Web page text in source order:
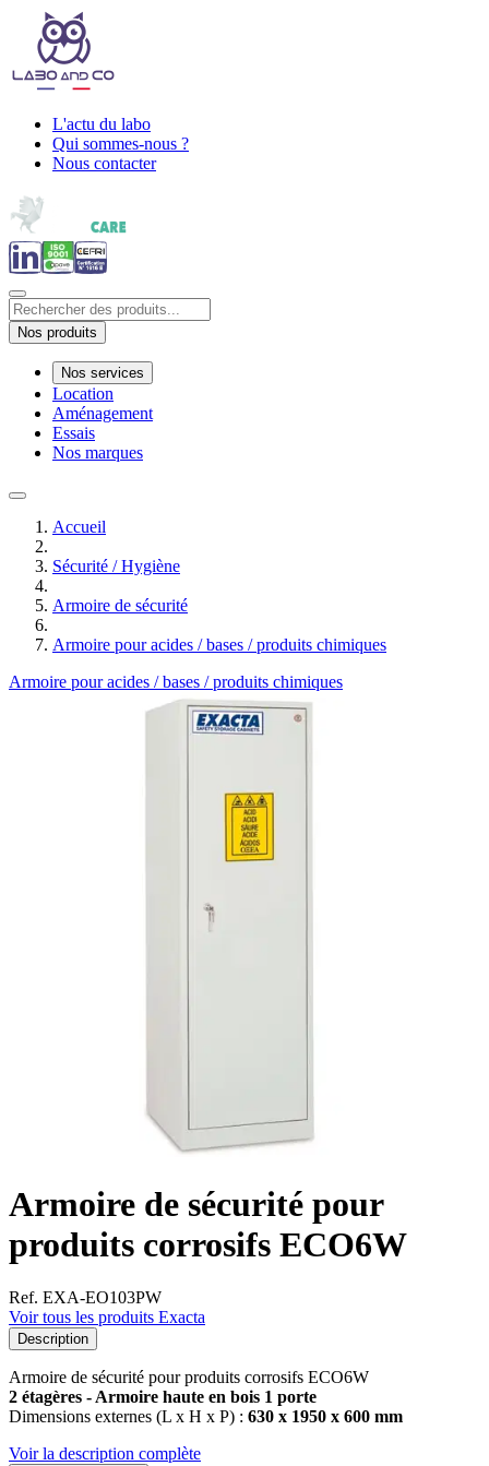
L'actu du labo
Qui sommes-nous ?
Nous contacter
Nos produits
Nos services
Location
Aménagement
Essais
Nos marques
Accueil
Sécurité / Hygiène
Armoire de sécurité
Armoire pour acides / bases / produits chimiques
Armoire pour acides / bases / produits chimiques
Armoire de sécurité pour
produits corrosifs ECO6W
Ref. EXA-EO103PW
Voir tous les produits Exacta
Description
Armoire de sécurité pour produits corrosifs ECO6W
2 étagères - Armoire haute en bois 1 porte
Dimensions externes (L x H x P) : 630 x 1950 x 600 mm
Voir la description complète